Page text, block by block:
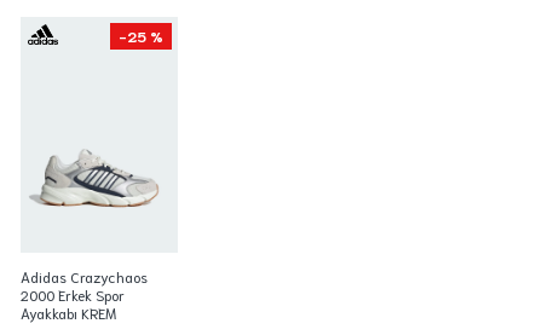
-25 %
Adidas Crazychaos
2000 Erkek Spor
Ayakkabı KREM